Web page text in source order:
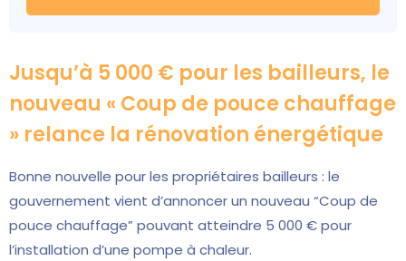
Jusqu’à 5 000 € pour les bailleurs, le
nouveau « Coup de pouce chauffage
» relance la rénovation énergétique
Bonne nouvelle pour les propriétaires bailleurs : le
gouvernement vient d’annoncer un nouveau “Coup de
pouce chauffage” pouvant atteindre 5 000 € pour
l’installation d’une pompe à chaleur.